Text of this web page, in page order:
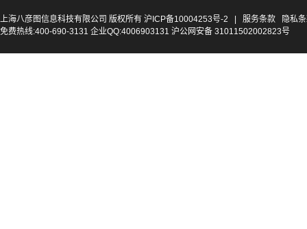
上海八彦图信息科技有限公司 版权所有 沪ICP备10004253号-2 服务条款
隐私
免费热线:400-690-3131 企业QQ:4006903131 沪公网安备 31011502002823号